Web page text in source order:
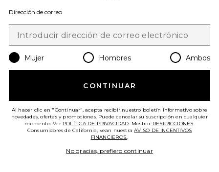
PARCHES DE VITAMINAS HELLO
SUNSHINE VITAMIN D3 PATCH
barriere
$13
Favorite COMPLEMENTO SUPERYOU
Dirección de correo
Mujer Hombres Ambos
CONTINUAR
Al hacer clic en "Continuar", acepta recibir nuestro boletín informativo sobre
novedades, ofertas y promociones. Puede cancelar su suscripción en cualquier
momento. Ver POLÍTICA DE PRIVACIDAD. Mostrar RESTRICCIONES.
Consumidores de California, vean nuestraAVISO DE INCENTIVOS
FINANCIEROS..
No gracias, prefiero continuar